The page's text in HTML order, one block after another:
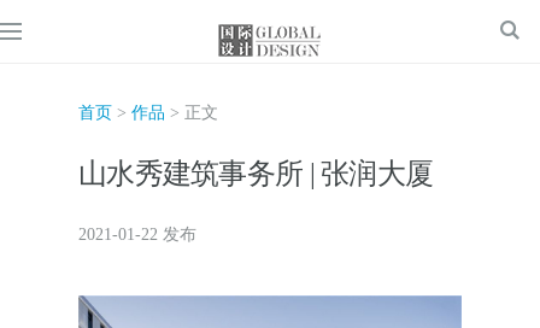
首页 > 作品 > 正文
山水秀建筑事务所 | 张润大厦
2021-01-22 发布